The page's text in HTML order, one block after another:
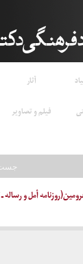
آثار
فیلم و تصاویر
أمل و رساله ـ ۲۲ ژوئیه ۱۹۷۷ | تیر ۱۳۵۶)